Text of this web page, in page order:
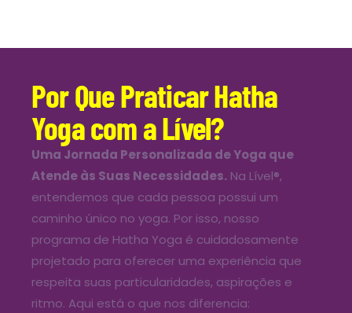
Por Que Praticar Hatha
Yoga com a Lível?
Uma Jornada Personalizada de Yoga que
Atende às Suas Necessidades. Na Lível®,
entendemos que cada pessoa possui um
caminho único no yoga. Por isso, nosso
programa de Hatha Yoga é cuidadosamente
projetado para oferecer uma experiência que
respeita suas particularidades, aspirações e
ritmo. Aqui está o que nos diferencia: